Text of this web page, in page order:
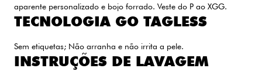
aparente personalizado e bojo forrado. Veste do P ao XGG.
TECNOLOGIA GO TAGLESS
Sem etiquetas; Não arranha e não irrita a pele.
INSTRUÇÕES DE LAVAGEM